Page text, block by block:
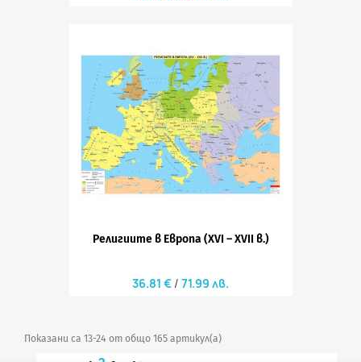
Религиите в Европа (XVI – XVII в.)
36.81 € 71.99 лв.
Показани са 13-24 от общо 165 артикул(а)